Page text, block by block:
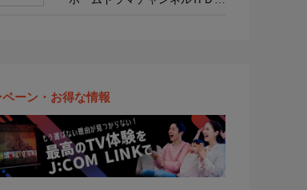
ペーン・お得な情報